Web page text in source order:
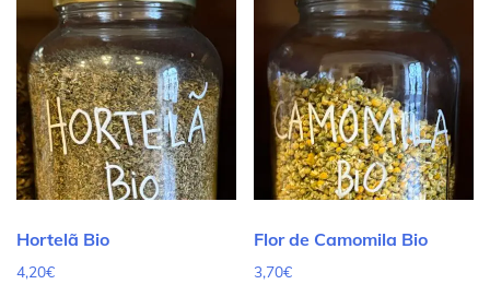
Hortelã Bio
4,20€
Flor de Camomila Bio
3,70€